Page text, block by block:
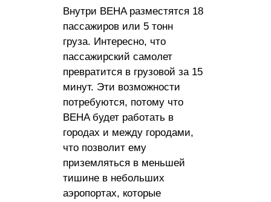
Внутри BEHA разместятся 18
пассажиров или 5 тонн
груза. Интересно, что
пассажирский самолет
превратится в грузовой за 15
минут. Эти возможности
потребуются, потому что
BEHA будет работать в
городах и между городами,
что позволит ему
приземляться в меньшей
тишине в небольших
аэропортах, которые